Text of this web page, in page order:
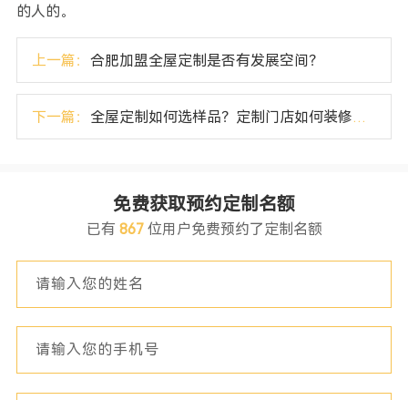
的人的。
上一篇：合肥加盟全屋定制是否有发展空间？
下一篇： 全屋定制如何选样品？定制门店如何装修设计？
免费获取预约定制名额
已有 867位用户免费预约了定制名额